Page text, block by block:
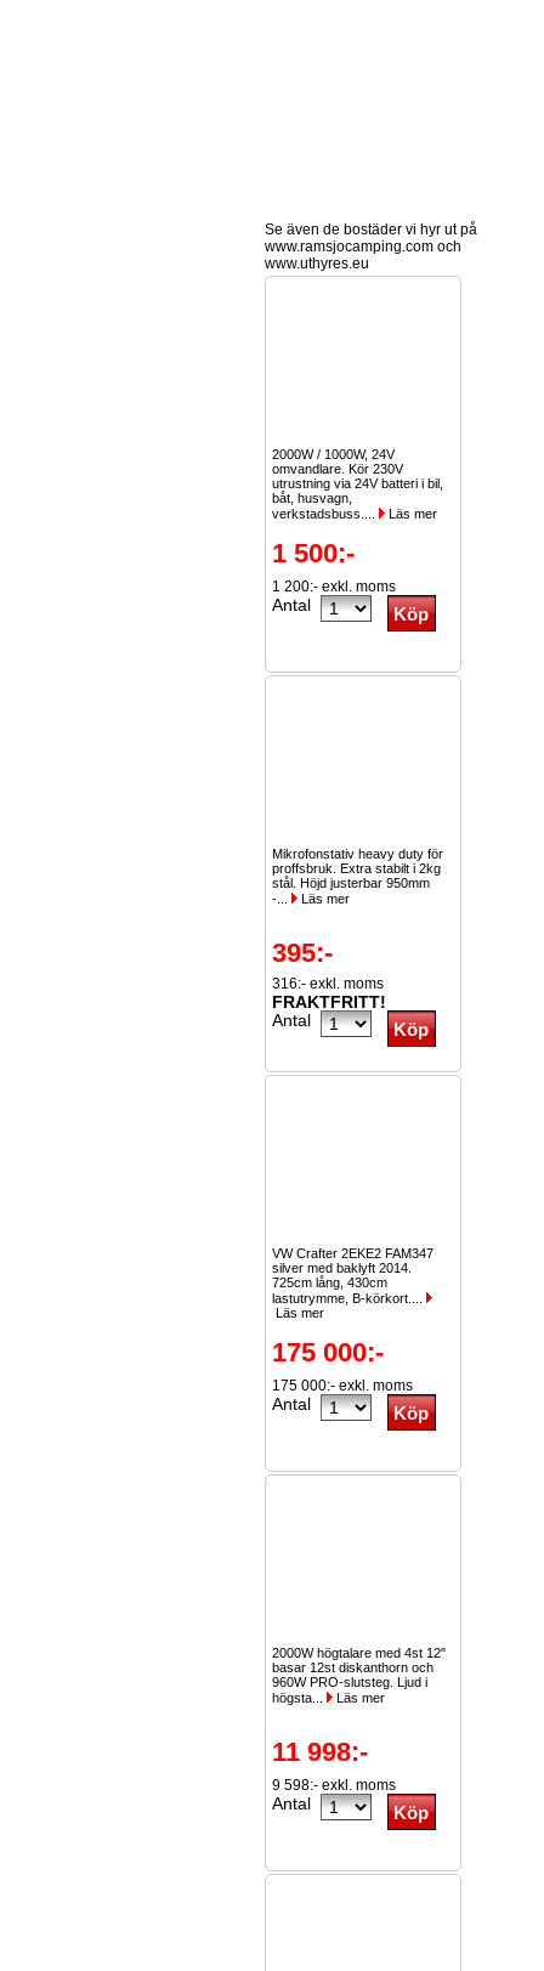
Se även de bostäder vi hyr ut på
www.ramsjocamping.com och
www.uthyres.eu
2000W / 1000W, 24V
omvandlare. Kör 230V
utrustning via 24V batteri i bil,
båt, husvagn,
verkstadsbuss....
Läs mer
1 500:-
1 200:- exkl. moms
Antal
Mikrofonstativ heavy duty för
proffsbruk. Extra stabilt i 2kg
stål. Höjd justerbar 950mm
-...
Läs mer
395:-
316:- exkl. moms
FRAKTFRITT!
Antal
VW Crafter 2EKE2 FAM347
silver med baklyft 2014.
725cm lång, 430cm
lastutrymme, B-körkort....
Läs mer
175 000:-
175 000:- exkl. moms
Antal
2000W högtalare med 4st 12"
basar 12st diskanthorn och
960W PRO-slutsteg. Ljud i
högsta...
Läs mer
11 998:-
9 598:- exkl. moms
Antal